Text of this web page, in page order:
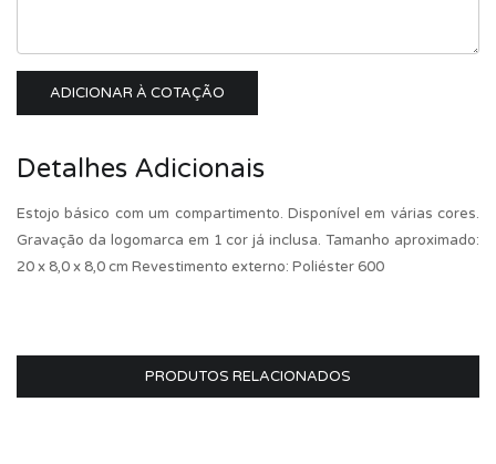
ADICIONAR À COTAÇÃO
Detalhes Adicionais
Estojo básico com um compartimento. Disponível em várias cores.
Gravação da logomarca em 1 cor já inclusa. Tamanho aproximado:
20 x 8,0 x 8,0 cm Revestimento externo: Poliéster 600
PRODUTOS RELACIONADOS